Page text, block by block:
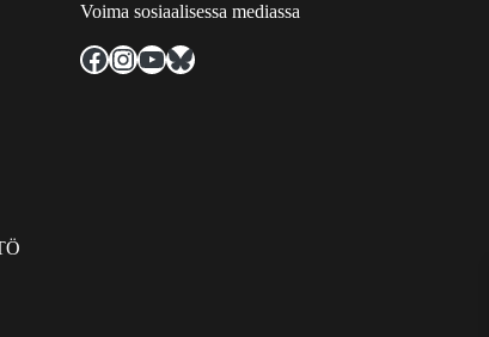
Voima sosiaalisessa mediassa
Facebook
Instagram
YouTube
Bluesky